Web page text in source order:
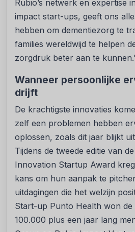
Rubio’s netwerk en expertise
impact start-ups, geeft ons
hebben om dementiezorg te
families wereldwijd te helpen
zorgdruk beter aan te
Wanneer persoonlijke
drijft
De krachtigste innovaties
zelf een problemen hebben
oplossen, zoals dit jaar blijkt
Tijdens de tweede editie van
Innovation Startup Award
kans om hun aanpak te
uitdagingen die het welzijn
Start-up Punto Health won
100.000 plus een jaar lang